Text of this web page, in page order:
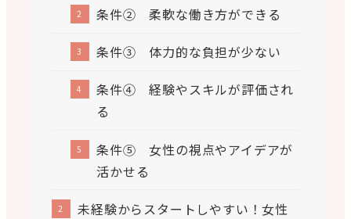
条件② 柔軟な働き方ができる
条件③ 体力的な負担が少ない
条件④ 経験やスキルが評価され
る
条件⑤ 女性の視点やアイデアが
活かせる
未経験からスタートしやすい！女性